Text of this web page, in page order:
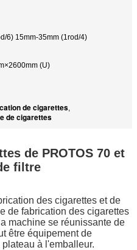
6) 15mm-35mm (1rod/4)
(U)
de cigarettes,
de cigarettes
de PROTOS 70 et
filtre
des cigarettes et de
de fabrication des cigarettes
machine se réunissante de
être équipement de
à l'emballeur.